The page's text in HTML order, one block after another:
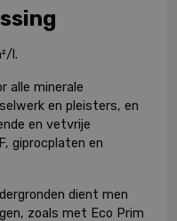
l.
alle minerale
en pleisters, en
en vetvrije
giprocplaten en
dient men
zoals met Eco Prim